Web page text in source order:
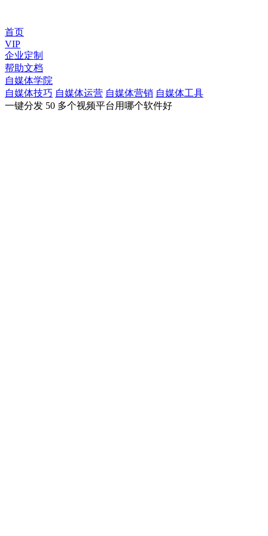
首页
VIP
企业定制
帮助文档
自媒体学院
自媒体技巧 自媒体运营 自媒体营销 自媒体工具
一键分发 50 多个视频平台用哪个软件好